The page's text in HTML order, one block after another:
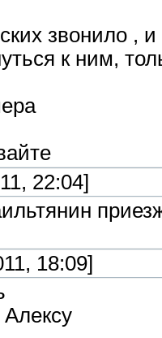
звонило ,
к ним,
22:04]
18:09]